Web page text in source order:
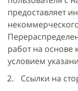
предоставляет
работ на основе
условием
Ссылки на